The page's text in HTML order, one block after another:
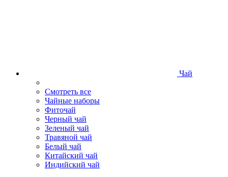
Чай
Смотреть все
Чайные наборы
Фиточай
Черный чай
Зеленый чай
Травяной чай
Белый чай
Китайский чай
Индийский чай